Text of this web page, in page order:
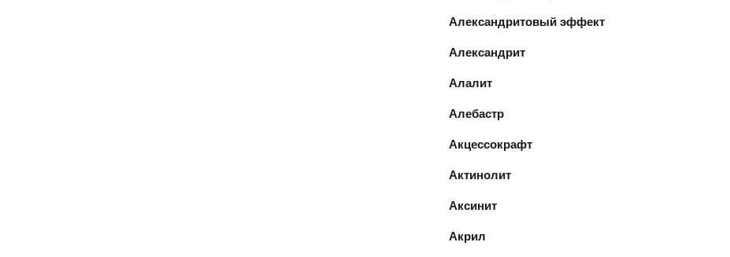
Александритовый эффект
Александрит
Алалит
Алебастр
Акцессокрафт
Актинолит
Аксинит
Акрил